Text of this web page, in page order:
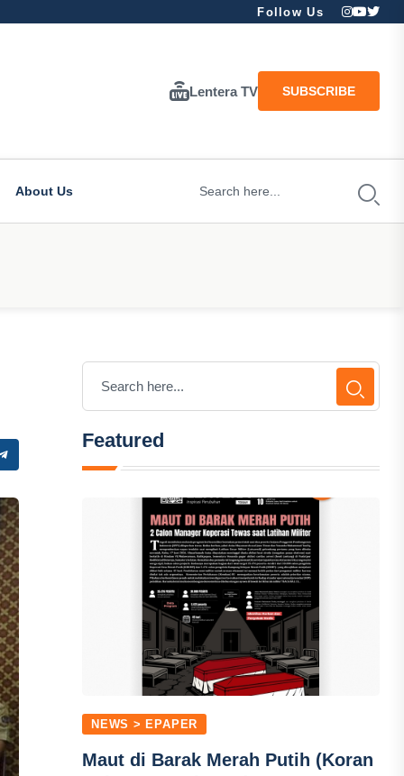
Follow Us
Lentera TV SUBSCRIBE
About Us
Featured
NEWS > EPAPER
Maut di Barak Merah Putih (Koran